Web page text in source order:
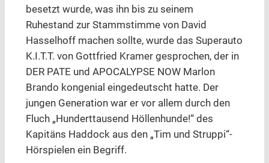
besetzt wurde, was ihn bis zu seinem
Ruhestand zur Stammstimme von David
Hasselhoff machen sollte, wurde das Superauto
K.I.T.T. von Gottfried Kramer gesprochen, der in
DER PATE und APOCALYPSE NOW Marlon
Brando kongenial eingedeutscht hatte. Der
jungen Generation war er vor allem durch den
Fluch „Hunderttausend Höllenhunde!“ des
Kapitäns Haddock aus den „Tim und Struppi“-
Hörspielen ein Begriff.